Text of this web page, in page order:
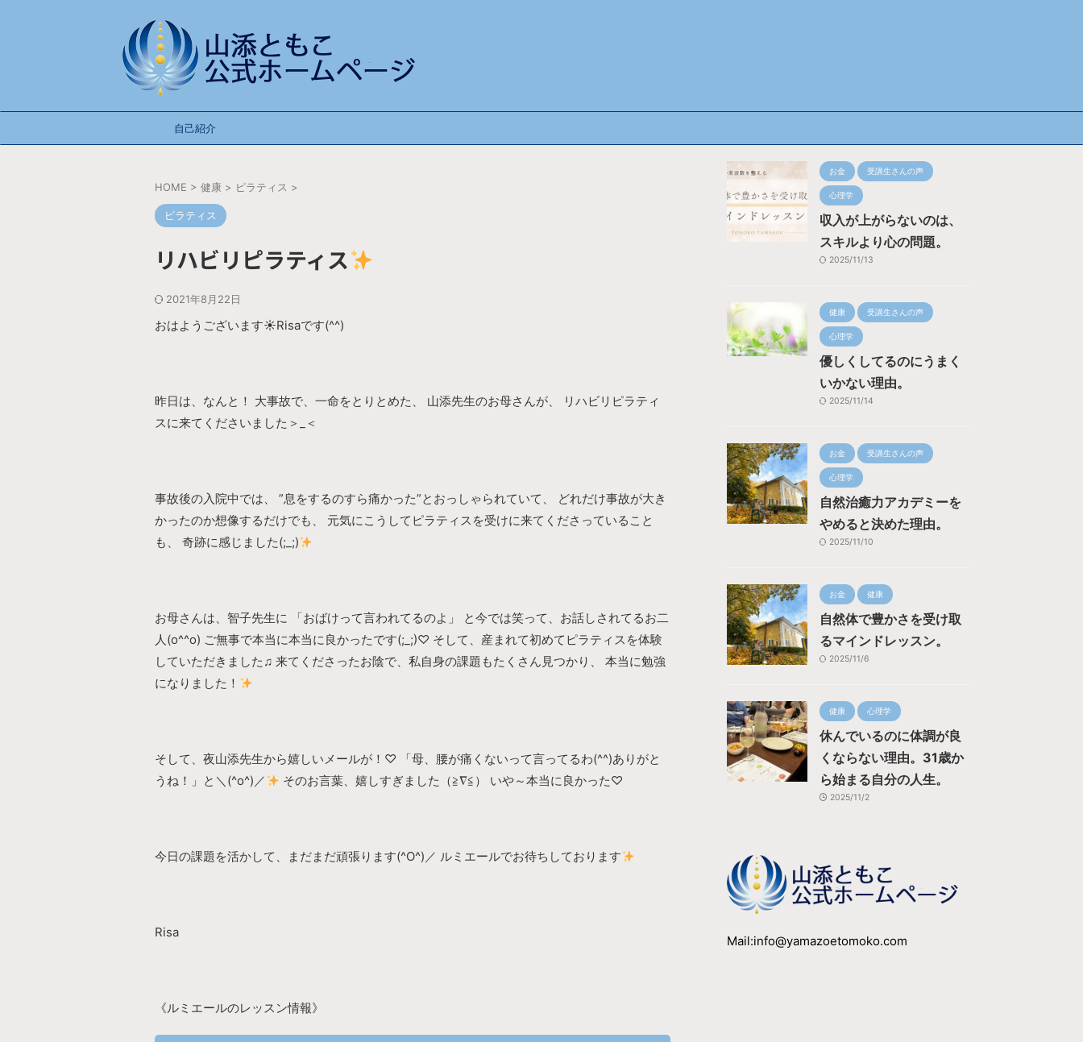
自己紹介
HOME > 健康 > ピラティス >
ピラティス
リハビリピラティス
2021年8月22日
おはようございます☀︎Risaです(^^)
昨日は、なんと！ 大事故で、一命をとりとめた、 山添先生のお母さんが、 リハビリピラティ
スに来てくださいました＞_＜
事故後の入院中では、 ”息をするのすら痛かった”とおっしゃられていて、 どれだけ事故が大き
かったのか想像するだけでも、 元気にこうしてピラティスを受けに来てくださっていること
も、 奇跡に感じました(;_;)
お母さんは、智子先生に 「おばけって言われてるのよ」 と今では笑って、お話しされてるお二
人(o^^o) ご無事で本当に本当に良かったです(;_;)♡ そして、産まれて初めてピラティスを体験
していただきました♫ 来てくださったお陰で、私自身の課題もたくさん見つかり、 本当に勉強
になりました！
そして、夜山添先生から嬉しいメールが！♡ 「母、腰が痛くないって言ってるわ(^^)ありがと
うね！」と＼(^o^)／
そのお言葉、嬉しすぎました（≧∇≦） いや～本当に良かった♡
今日の課題を活かして、まだまだ頑張ります(^O^)／ ルミエールでお待ちしております
Risa
《ルミエールのレッスン情報》
お金 受講生さんの声
心理学
収入が上がらないのは、
スキルより心の問題。
2025/11/13
健康 受講生さんの声
心理学
優しくしてるのにうまく
いかない理由。
2025/11/14
お金 受講生さんの声
心理学
自然治癒力アカデミーを
やめると決めた理由。
2025/11/10
お金 健康
自然体で豊かさを受け取
るマインドレッスン。
2025/11/6
健康 心理学
休んでいるのに体調が良
くならない理由。31歳か
ら始まる自分の人生。
2025/11/2
Mail:info@yamazoetomoko.com